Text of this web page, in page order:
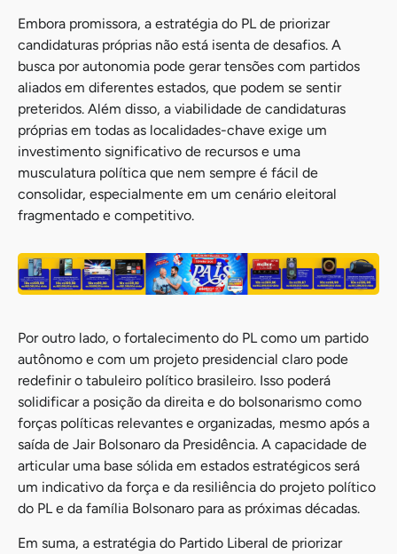
Embora promissora, a estratégia do PL de priorizar
candidaturas próprias não está isenta de desafios. A
busca por autonomia pode gerar tensões com partidos
aliados em diferentes estados, que podem se sentir
preteridos. Além disso, a viabilidade de candidaturas
próprias em todas as localidades-chave exige um
investimento significativo de recursos e uma
musculatura política que nem sempre é fácil de
consolidar, especialmente em um cenário eleitoral
fragmentado e competitivo.
Por outro lado, o fortalecimento do PL como um partido
autônomo e com um projeto presidencial claro pode
redefinir o tabuleiro político brasileiro. Isso poderá
solidificar a posição da direita e do bolsonarismo como
forças políticas relevantes e organizadas, mesmo após a
saída de Jair Bolsonaro da Presidência. A capacidade de
articular uma base sólida em estados estratégicos será
um indicativo da força e da resiliência do projeto político
do PL e da família Bolsonaro para as próximas décadas.
Em suma, a estratégia do Partido Liberal de priorizar